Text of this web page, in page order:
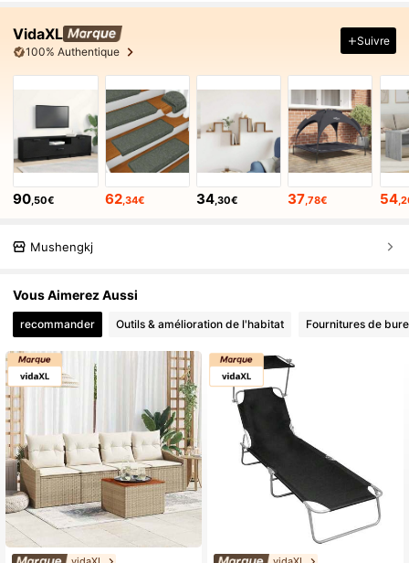
VidaXL
100% Authentique
Suivre
90 ,50€ 62,34€ 34,30€ 37 ,78€ 54
Mushengkj
Vous Aimerez Aussi
recommander Outils & amélioration de l'habitat Fournitures de